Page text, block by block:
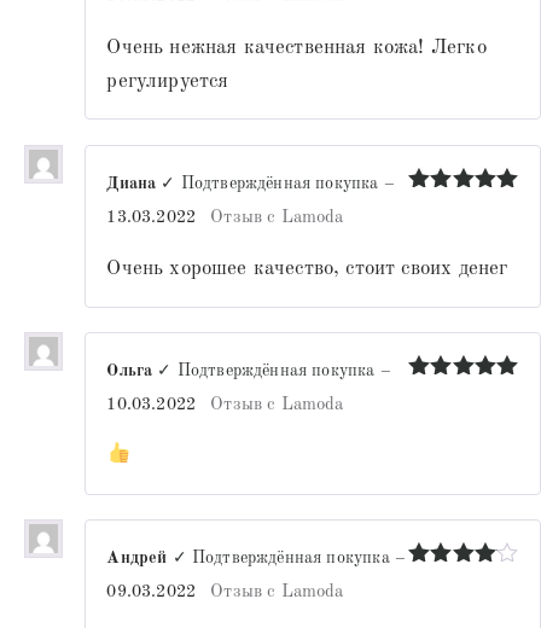
Очень нежная качественная кожа! Легко
регулируется
Диана ✓ Подтверждённая покупка –
13.03.2022
Отзыв с Lamoda
Очень хорошее качество, стоит своих денег
Ольга ✓ Подтверждённая покупка –
10.03.2022
Отзыв с Lamoda
Андрей ✓ Подтверждённая покупка –
09.03.2022
Отзыв с Lamoda